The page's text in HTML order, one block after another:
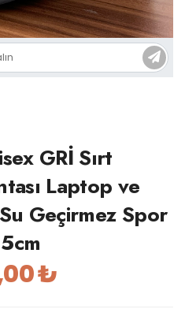
GRİ Sırt
Laptop ve
Geçirmez Spor
₺